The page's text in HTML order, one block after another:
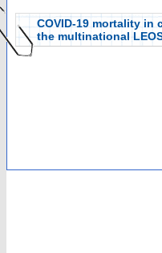
COVID‐19 mortality
the multinational